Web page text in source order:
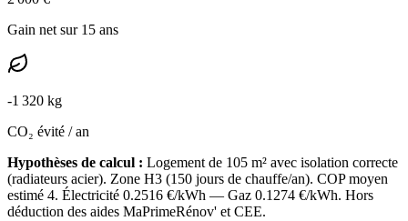
Gain net sur 15 ans
-1 320 kg
CO₂ évité / an
Hypothèses de calcul : Logement de 105 m² avec isolation correcte
(radiateurs acier). Zone H3 (150 jours de chauffe/an). COP moyen
estimé 4. Électricité 0.2516 €/kWh — Gaz 0.1274 €/kWh. Hors
déduction des aides MaPrimeRénov' et CEE.